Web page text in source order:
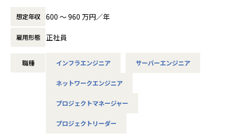
のもと、これからもお客様の信頼と期待に応
や折衝等の上流工程に携わる事が可能】
■職務内容
エンドユーザー・SIerとの直取引により、サーバー、ネット
L/PM業務を行って頂き、当社の核となって頂ける方を募集し
メント（進捗管理・レビュー・目標設定・評価など）もご意
マネジメント業務については、営業サポート社員がメンバー
想定年収 600 〜 960 万円／年
雇用形態 正社員
職種 インフラエンジニア サーバーエンジニア
ネットワークエンジニア
プロジェクトマネージャー
プロジェクトリーダー